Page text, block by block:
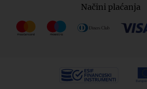
Načini plaćanja